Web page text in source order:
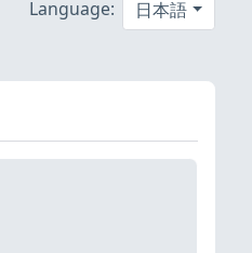
Language: 日本語